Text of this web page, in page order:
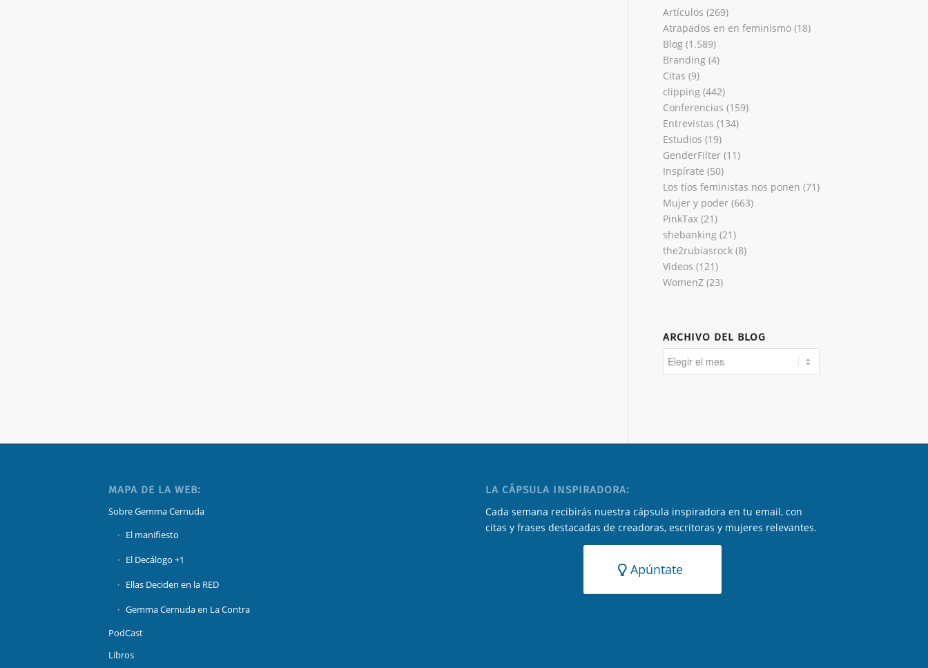
Artículos (269)
Atrapados en en feminismo(18)
Blog(1.589)
Branding(4)
Citas (9)
clipping(442)
Conferencias (159)
Entrevistas (134)
Estudios (19)
GenderFilter(11)
Inspírate (50)
Los tíos feministas nos ponen (71)
Mujer y poder(663)
PinkTax(21)
shebanking(21)
the2rubiasrock(8)
Videos (121)
WomenZ(23)
ARCHIVO DEL BLOG
MAPA DE LA WEB:
Sobre Gemma Cernuda
El manifiesto
El Decálogo +1
Ellas Deciden en la RED
Gemma Cernuda en La Contra
PodCast
Libros
LA CÁPSULA INSPIRADORA:
Cada semana recibirás nuestra cápsula inspiradora en tu email, con
citas y frases destacadas de creadoras, escritoras y mujeres relevantes.
Apúntate